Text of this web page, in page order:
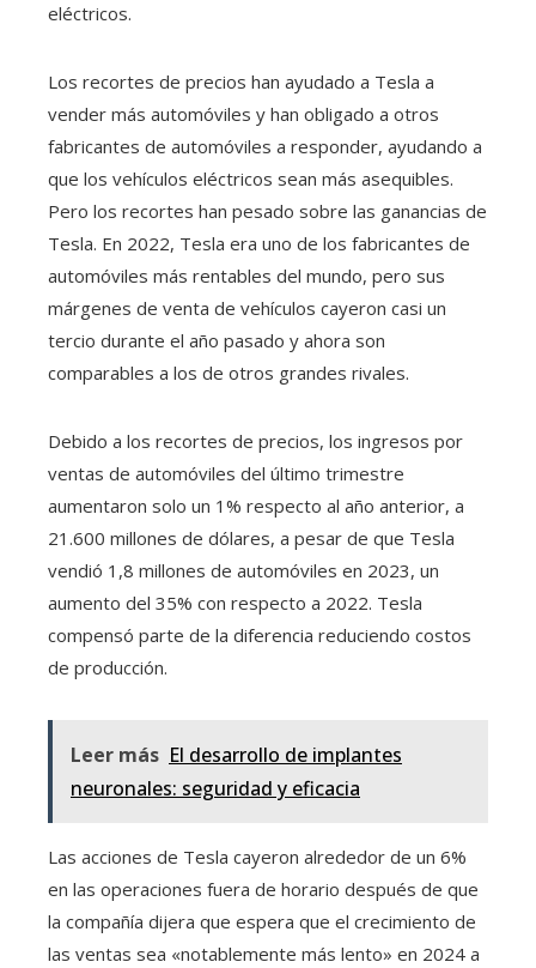
eléctricos.
Los recortes de precios han ayudado a Tesla a
vender más automóviles y han obligado a otros
fabricantes de automóviles a responder, ayudando a
que los vehículos eléctricos sean más asequibles.
Pero los recortes han pesado sobre las ganancias de
Tesla. En 2022, Tesla era uno de los fabricantes de
automóviles más rentables del mundo, pero sus
márgenes de venta de vehículos cayeron casi un
tercio durante el año pasado y ahora son
comparables a los de otros grandes rivales.
Debido a los recortes de precios, los ingresos por
ventas de automóviles del último trimestre
aumentaron solo un 1% respecto al año anterior, a
21.600 millones de dólares, a pesar de que Tesla
vendió 1,8 millones de automóviles en 2023, un
aumento del 35% con respecto a 2022. Tesla
compensó parte de la diferencia reduciendo costos
de producción.
Leer más El desarrollo de implantes
neuronales: seguridad y eficacia
Las acciones de Tesla cayeron alrededor de un 6%
en las operaciones fuera de horario después de que
la compañía dijera que espera que el crecimiento de
las ventas sea «notablemente más lento» en 2024 a